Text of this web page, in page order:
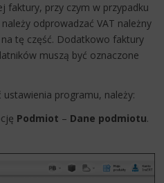
faktury, przy czym w przypadku
odprowadzać VAT należny
tę część. Dodatkowo faktury
muszą być oznaczone
programu, należy:
Podmiot –​ Dane podmiotu.